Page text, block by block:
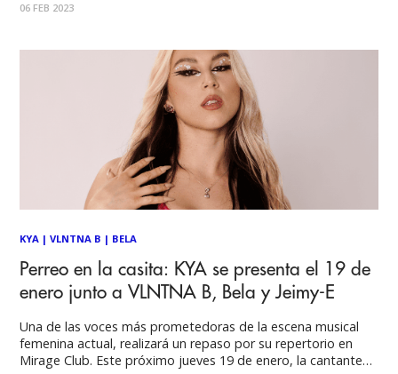
compositora que destaca por su estilo y actitud única, y por
06 FEB 2023
KYA |VLNTNA B | BELA
Perreo en la casita: KYA se presenta el 19 de
enero junto a VLNTNA B, Bela y Jeimy-E
Una de las voces más prometedoras de la escena musical
femenina actual, realizará un repaso por su repertorio en
Mirage Club. Este próximo jueves 19 de enero, la cantante